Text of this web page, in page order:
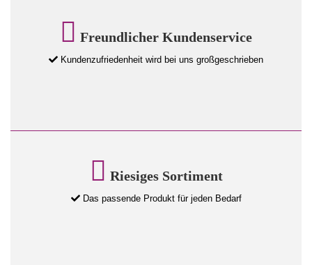
Freundlicher Kundenservice
Kundenzufriedenheit wird bei uns großgeschrieben
Riesiges Sortiment
Das passende Produkt für jeden Bedarf